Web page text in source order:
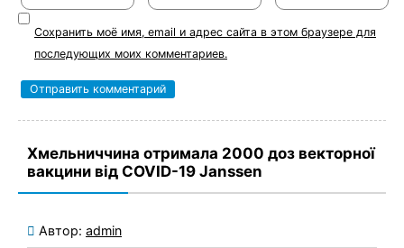
Сохранить моё имя, email и адрес сайта в этом браузере для
последующих моих комментариев.
Хмельниччина отримала 2000 доз векторної
вакцини від COVID-19 Janssen
Автор: admin